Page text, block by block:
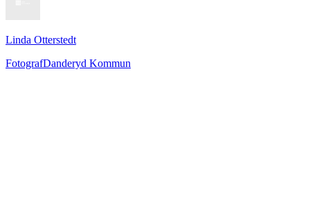
Linda Otterstedt
FotografDanderyd Kommun